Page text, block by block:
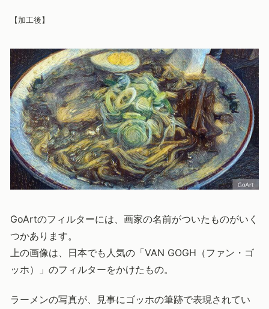
【加工後】
GoArtのフィルターには、画家の名前がついたものがいく
つかあります。
上の画像は、日本でも人気の「VAN GOGH（ファン・ゴ
ッホ）」のフィルターをかけたもの。
ラーメンの写真が、見事にゴッホの筆跡で表現されてい